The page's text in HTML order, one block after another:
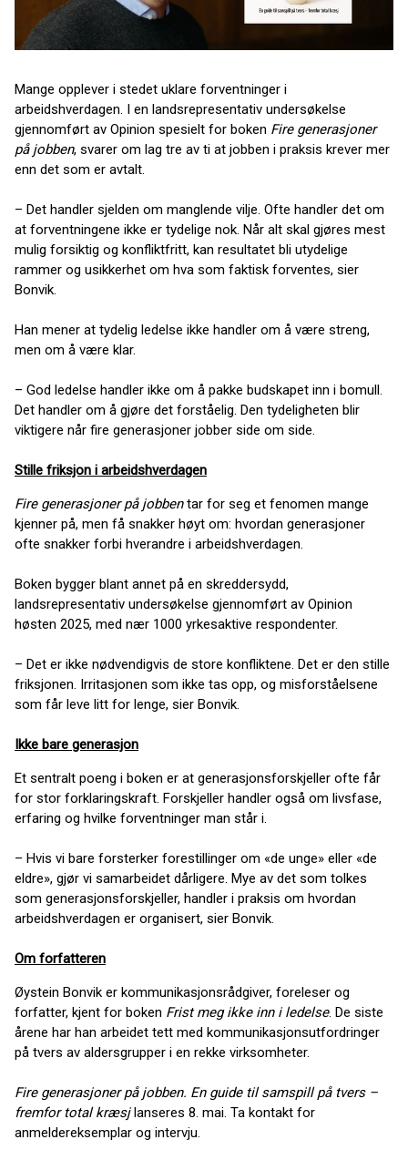
Mange opplever i stedet uklare forventninger i
arbeidshverdagen. I en landsrepresentativ undersøkelse
gjennomført av Opinion spesielt for boken Fire generasjoner
på jobben, svarer om lag tre av ti at jobben i praksis krever mer
enn det som er avtalt.
– Det handler sjelden om manglende vilje. Ofte handler det om
at forventningene ikke er tydelige nok. Når alt skal gjøres mest
mulig forsiktig og konfliktfritt, kan resultatet bli utydelige
rammer og usikkerhet om hva som faktisk forventes, sier
Bonvik.
Han mener at tydelig ledelse ikke handler om å være streng,
men om å være klar.
– God ledelse handler ikke om å pakke budskapet inn i bomull.
Det handler om å gjøre det forståelig. Den tydeligheten blir
viktigere når fire generasjoner jobber side om side.
Stille friksjon i arbeidshverdagen
Fire generasjoner på jobbentar for seg et fenomen mange
kjenner på, men få snakker høyt om: hvordan generasjoner
ofte snakker forbi hverandre i arbeidshverdagen.
Boken bygger blant annet på en skreddersydd,
landsrepresentativ undersøkelse gjennomført av Opinion
høsten 2025, med nær 1000 yrkesaktive respondenter.
– Det er ikke nødvendigvis de store konfliktene. Det er den stille
friksjonen. Irritasjonen som ikke tas opp, og misforståelsene
som får leve litt for lenge, sier Bonvik.
Ikke bare generasjon
Et sentralt poeng i boken er at generasjonsforskjeller ofte får
for stor forklaringskraft. Forskjeller handler også om livsfase,
erfaring og hvilke forventninger man står i.
– Hvis vi bare forsterker forestillinger om «de unge» eller «de
eldre», gjør vi samarbeidet dårligere. Mye av det som tolkes
som generasjonsforskjeller, handler i praksis om hvordan
arbeidshverdagen er organisert, sier Bonvik.
Om forfatteren
Øystein Bonvik er kommunikasjonsrådgiver, foreleser og
forfatter, kjent for boken Frist meg ikke inn i ledelse. De siste
årene har han arbeidet tett med kommunikasjonsutfordringer
på tvers av aldersgrupper i en rekke virksomheter.
Fire generasjoner på jobben. En guide til samspill på tvers –
fremfor total kræsjlanseres 8. mai. Ta kontakt for
anmeldereksemplar og intervju.